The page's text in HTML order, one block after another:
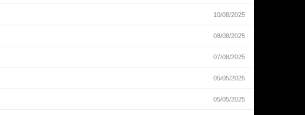
10/08/2025
08/08/2025
07/08/2025
05/05/2025
05/05/2025